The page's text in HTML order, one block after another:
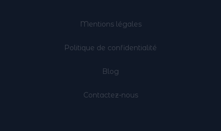
Mentions légales
Politique de confidentialité
Blog
Contactez-nous